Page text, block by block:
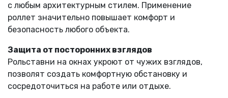
с любым архитектурным стилем. Применение
роллет значительно повышает комфорт и
безопасность любого объекта.
Защита от посторонних взглядов
Рольставни на окнах укроют от чужих взглядов,
позволят создать комфортную обстановку и
сосредоточиться на работе или отдыхе.